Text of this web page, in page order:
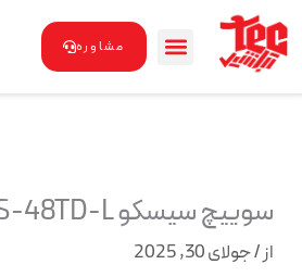
محتوا
مشاوره
سوییچ سیسکو WS-C2960S-48TD-L
از/جولای 30, 2025